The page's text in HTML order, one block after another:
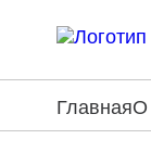
ГлавнаяО